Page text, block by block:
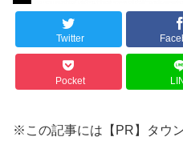
Twitter
Pocket
※この記事には【PR】タウ